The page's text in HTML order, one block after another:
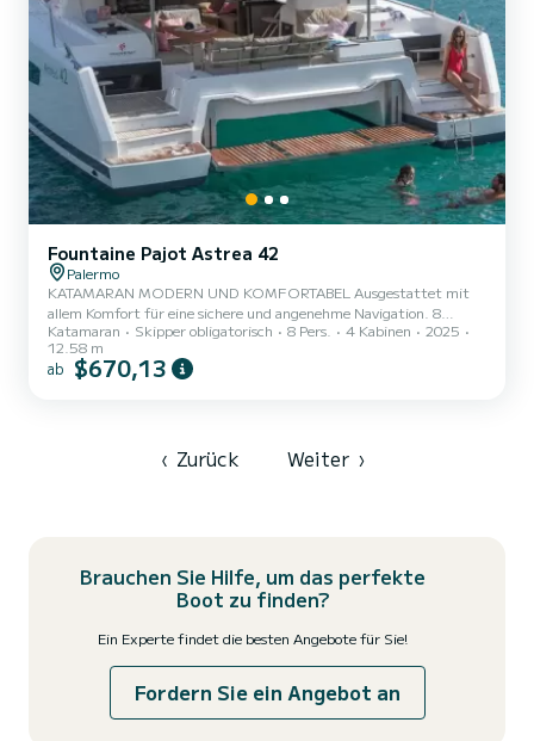
Fountaine Pajot Astrea 42
Palermo
KATAMARAN MODERN UND KOMFORTABEL Ausgestattet mit
allem Komfort für eine sichere und angenehme Navigation. 8
Plätze, 4 Doppelkabinen, Klimaanlage, Skipper und Hostess auf
Anfrage. Von Palermo aus können Sie zwischen zwei exklusiven
Routen wählen: • ÄOLISCHE INSELN • EGADISCHE INSELN,
Panarea, Salina, Alicudi un...
Katamaran Skipper obligatorisch 8 Pers. 4 Kabinen
2025
12.58 m
ab $670,13
‹ Zurück Weiter ›
Brauchen Sie Hilfe, um das perfekte
Boot zu finden?
Ein Experte findet die besten Angebote für Sie!
Fordern Sie ein Angebot an